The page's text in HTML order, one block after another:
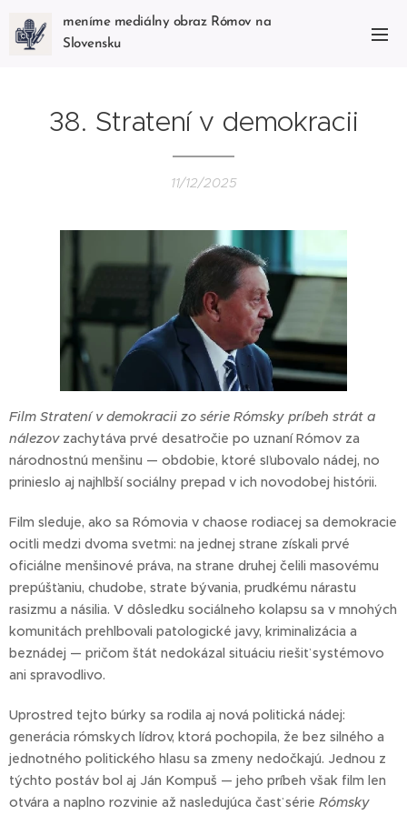
meníme mediálny obraz Rómov na
Slovensku
38. Stratení v demokracii
11/12/2025
Film Stratení v demokracii zo série Rómsky príbeh strát a
nálezovzachytáva prvé desaťročie po uznaní Rómov za
národnostnú menšinu — obdobie, ktoré sľubovalo nádej, no
prinieslo aj najhlbší sociálny prepad v ich novodobej histórii.
Film sleduje, ako sa Rómovia v chaose rodiacej sa demokracie
ocitli medzi dvoma svetmi: na jednej strane získali prvé
oficiálne menšinové práva, na strane druhej čelili masovému
prepúšťaniu, chudobe, strate bývania, prudkému nárastu
rasizmu a násilia. V dôsledku sociálneho kolapsu sa v mnohých
komunitách prehlbovali patologické javy, kriminalizácia a
beznádej — pričom štát nedokázal situáciu riešiť systémovo
ani spravodlivo.
Uprostred tejto búrky sa rodila aj nová politická nádej:
generácia rómskych lídrov, ktorá pochopila, že bez silného a
jednotného politického hlasu sa zmeny nedočkajú. Jednou z
týchto postáv bol aj Ján Kompuš — jeho príbeh však film len
otvára a naplno rozvinie až nasledujúca časť série Rómsky